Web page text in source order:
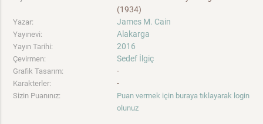
(1934)
Yazar: James M. Cain
Yayınevi: Alakarga
Yayın Tarihi: 2016
Çevirmen: Sedef İlgiç
Grafik Tasarım: -
Karakterler: -
Sizin Puanınız:
Puan vermek için buraya tıklayarak login
olunuz